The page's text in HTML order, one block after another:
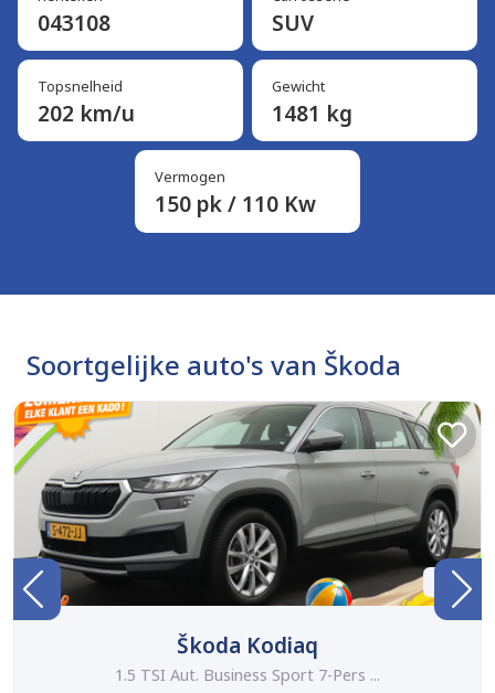
043108 SUV
Topsnelheid
202 km/u
Gewicht
1481 kg
Vermogen
150 pk / 110 Kw
Soortgelijke auto's van Škoda
BTW
Škoda Kodiaq
1.5 TSI Aut. Business Sport 7-Pers ...